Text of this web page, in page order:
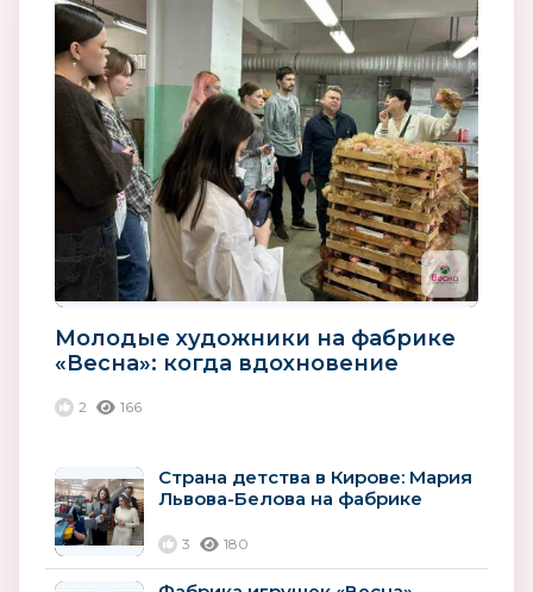
Молодые художники на фабрике
«Весна»: когда вдохновение
2 166
Страна детства в Кирове: Мария
Львова-Белова на фабрике
3 180